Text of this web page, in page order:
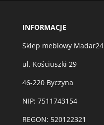
INFORMACJE
Sklep meblowy Madar24
ul. Kościuszki 29
46-220 Byczyna
NIP: 7511743154
REGON: 520122321